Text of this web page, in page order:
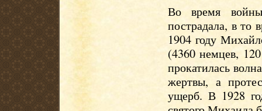
Во время
пострадала, в то
1904 году
(4360 немцев,
прокатилась
жертвы, а
ущерб. В 1928